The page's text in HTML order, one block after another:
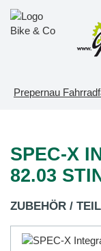
Prepernau
SPEC-X
82.03
ZUBEHÖR /